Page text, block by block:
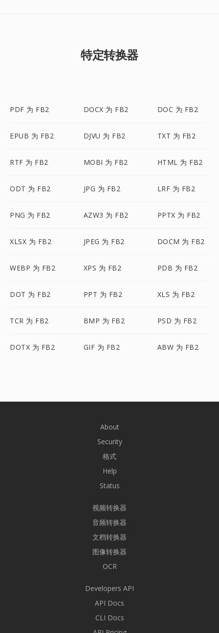
特定转换器
PDF 为 FB2 DOCX 为 FB2 DOC 为 FB2
EPUB 为 FB2 DJVU 为 FB2 TXT 为 FB2
RTF 为 FB2 MOBI 为 FB2 HTML 为 FB2
ODT 为 FB2 JPG 为 FB2 LRF 为 FB2
PNG 为 FB2 AZW3 为 FB2 PPTX 为 FB2
XLSX 为 FB2 JPEG 为 FB2 DOCM 为 FB2
WEBP 为 FB2 XPS 为 FB2 PDB 为 FB2
DOT 为 FB2 PPT 为 FB2 XLS 为 FB2
TCR 为 FB2 BMP 为 FB2 PSD 为 FB2
DOTX 为 FB2 GIF 为 FB2 ABW 为 FB2
About
Security
格式
Help
Status
视频转换器
音频转换器
文档转换器
图像转换器
OCR
Developers API
API Docs
CLI Docs